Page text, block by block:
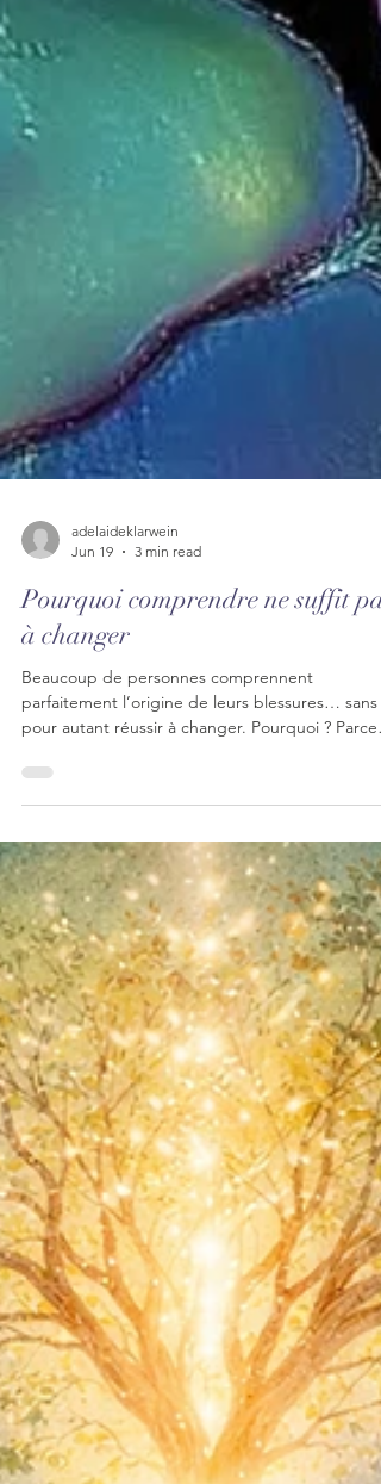
Jun 19
3 min read
Pourquoi comprendre ne suffit pas
à changer
Beaucoup de personnes comprennent
pour autant réussir à changer. Pourquoi ? Parce
que comprendre et transformer sont deux
pas seulement de l’analyse, mais d’une
expérience vécue de sécurité, de présence et
relation. Découvrez pourquoi la compréhension
est une porte, mais rarement la destination.